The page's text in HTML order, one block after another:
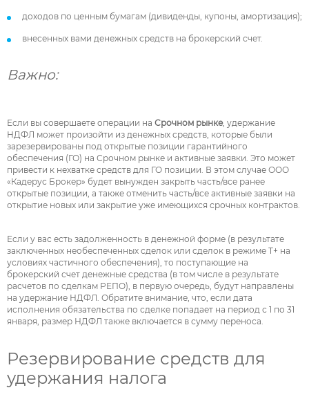
доходов по ценным бумагам (дивиденды, купоны, амортизация);
внесенных вами денежных средств на брокерский счет.
Важно:
Если вы совершаете операции на Срочном рынке, удержание
НДФЛ может произойти из денежных средств, которые были
зарезервированы под открытые позиции гарантийного
обеспечения (ГО) на Срочном рынке и активные заявки. Это может
привести к нехватке средств для ГО позиции. В этом случае ООО
«Кадерус Брокер» будет вынужден закрыть часть/все ранее
открытые позиции, а также отменить часть/все активные заявки на
открытие новых или закрытие уже имеющихся срочных контрактов.
Если у вас есть задолженность в денежной форме (в результате
заключенных необеспеченных сделок или сделок в режиме Т+ на
условиях частичного обеспечения), то поступающие на
брокерский счет денежные средства (в том числе в результате
расчетов по сделкам РЕПО), в первую очередь, будут направлены
на удержание НДФЛ. Обратите внимание, что, если дата
исполнения обязательства по сделке попадает на период с 1 по 31
января, размер НДФЛ также включается в сумму переноса.
Резервирование средств для
удержания налога